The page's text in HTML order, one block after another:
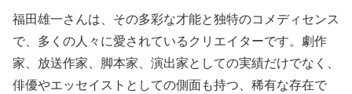
福田雄一さんは、その多彩な才能と独特のコメディセンス
で、多くの人々に愛されているクリエイターです。劇作
家、放送作家、脚本家、演出家としての実績だけでなく、
俳優やエッセイストとしての側面も持つ、稀有な存在で